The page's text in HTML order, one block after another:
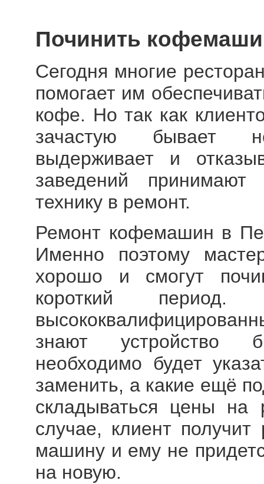
Починить
Сегодня многие
помогает им
кофе. Но так как
зачастую бывает
выдерживает и
заведений
технику в ремонт.
Ремонт кофемашин в
Именно поэтому
хорошо и смогут
короткий
знают устройство
необходимо будет
заменить, а какие ещё
складываться цены
случае, клиент
машину и ему не
на новую.